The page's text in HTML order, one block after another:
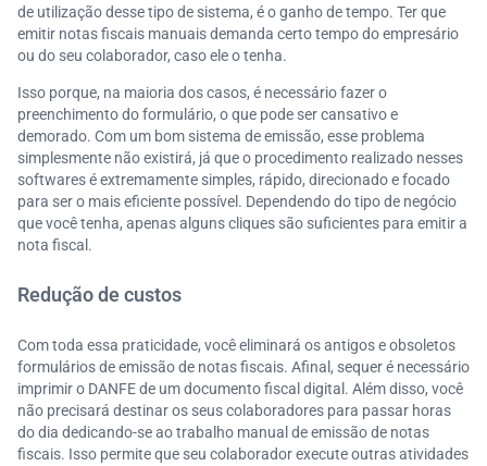
de utilização desse tipo de sistema, é o ganho de tempo. Ter que
emitir notas fiscais manuais demanda certo tempo do empresário
ou do seu colaborador, caso ele o tenha.
Isso porque, na maioria dos casos, é necessário fazer o
preenchimento do formulário, o que pode ser cansativo e
demorado. Com um bom sistema de emissão, esse problema
simplesmente não existirá, já que o procedimento realizado nesses
softwares é extremamente simples, rápido, direcionado e focado
para ser o mais eficiente possível. Dependendo do tipo de negócio
que você tenha, apenas alguns cliques são suficientes para emitir a
nota fiscal.
Redução de custos
Com toda essa praticidade, você eliminará os antigos e obsoletos
formulários de emissão de notas fiscais. Afinal, sequer é necessário
imprimir o DANFE de um documento fiscal digital. Além disso, você
não precisará destinar os seus colaboradores para passar horas
do dia dedicando-se ao trabalho manual de emissão de notas
fiscais. Isso permite que seu colaborador execute outras atividades